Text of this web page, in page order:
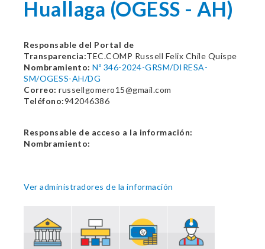
Huallaga (OGESS - AH)
Responsable del Portal de
Transparencia:TEC.COMP Russell Felix Chile Quispe
Nombramiento: Nº 346-2024-GRSM/DIRESA-
SM/OGESS-AH/DG
Correo: russellgomero15@gmail.com
Teléfono:942046386
Responsable de acceso a la información:
Nombramiento:
Ver administradores de la información